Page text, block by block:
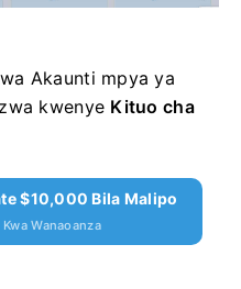
Akaunti mpya ya
kwenye Kituo cha
$10,000 Bila Malipo
Wanaoanza